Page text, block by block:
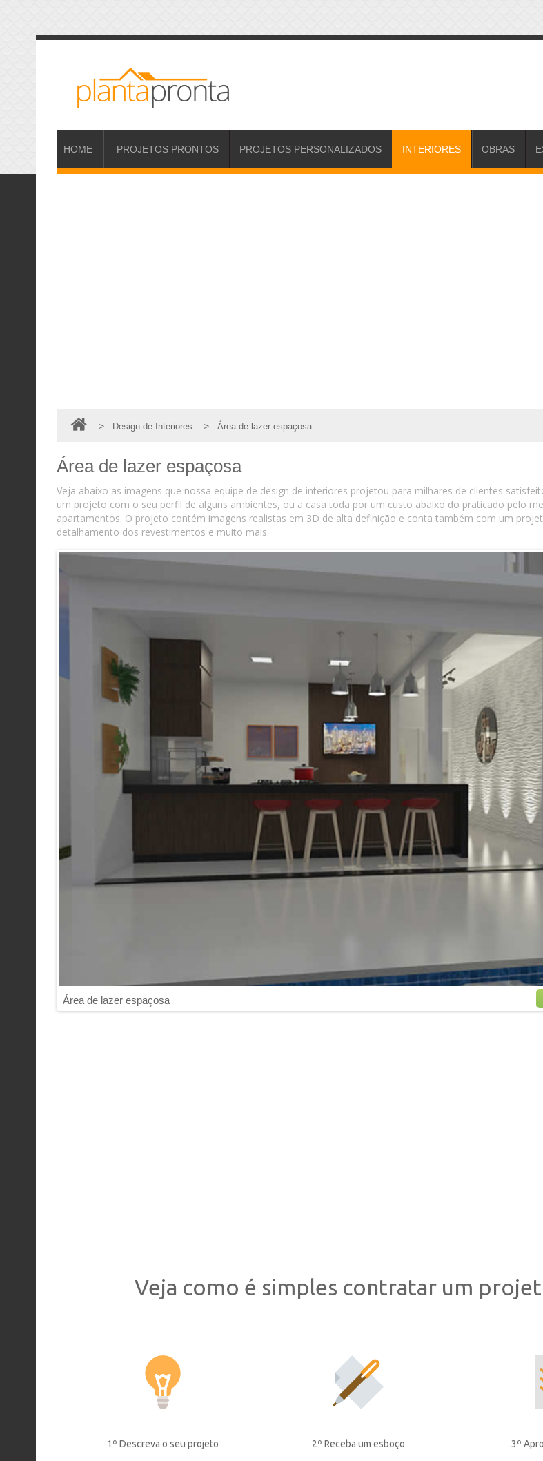
HOME PROJETOS PRONTOS PROJETOS PERSONALIZADOS INTERIORES OBRAS
> Design de Interiores > Área de lazer espaçosa
Área de lazer espaçosa
Veja abaixo as imagens que nossa equipe de design de interiores projetou para milhares de clientes
um projeto com o seu perfil de alguns ambientes, ou a casa toda por um custo abaixo do praticado pelo
apartamentos. O projeto contém imagens realistas em 3D de alta definição e conta também com um
detalhamento dos revestimentos e muito mais.
Área de lazer espaçosa
Veja como é simples contratar um
1º Descreva o seu projeto 2º Receba um esboço 3º